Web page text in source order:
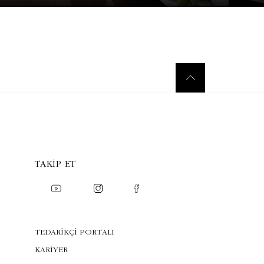
TAKIP ET
TEDARİKÇİ PORTALI
KARİYER